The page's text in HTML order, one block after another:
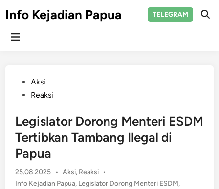
toInfo Kejadian Papua TELEGRAM
Main
PostedAksi
Reaksi
Legislator Dorong Menteri ESDM
Tertibkan Tambang Ilegal di
Papua
25.08.2025 • Posted
in
Aksi, Reaksi •
Info Kejadian Papua, Legislator Dorong Menteri ESDM,